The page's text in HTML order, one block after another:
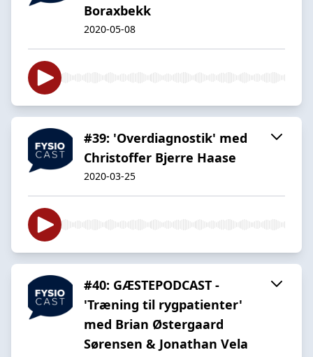
Boraxbekk
2020-05-08
#39: 'Overdiagnostik' med
Christoffer Bjerre Haase
2020-03-25
#40: GÆSTEPODCAST -
'Træning til rygpatienter'
med Brian Østergaard
Sørensen & Jonathan Vela